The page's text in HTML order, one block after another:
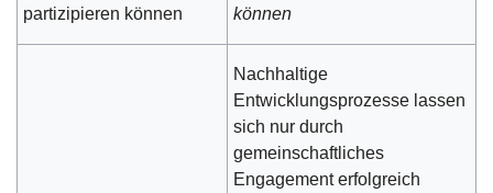
partizipieren können
können
Nachhaltige
Entwicklungsprozesse lassen
sich nur durch
gemeinschaftliches
Engagement erfolgreich